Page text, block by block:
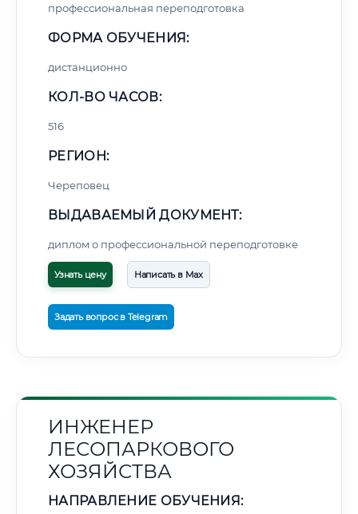
профессиональная переподготовка
ФОРМА ОБУЧЕНИЯ:
дистанционно
КОЛ-ВО ЧАСОВ:
516
РЕГИОН:
Череповец
ВЫДАВАЕМЫЙ ДОКУМЕНТ:
диплом о профессиональной переподготовке
Узнать цену Написать в Max
Задать вопрос в Telegram
ИНЖЕНЕР
ЛЕСОПАРКОВОГО
ХОЗЯЙСТВА
НАПРАВЛЕНИЕ ОБУЧЕНИЯ: